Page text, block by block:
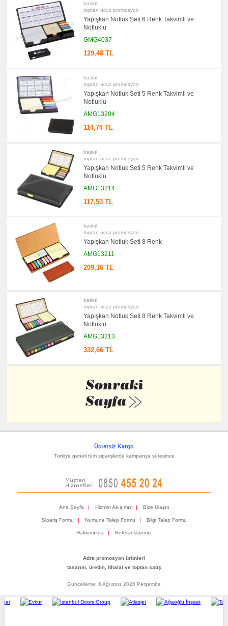
baskılı
toptan ucuz promosyon
Yapışkan Notluk Seti 6 Renk Takvimli ve
Notluklu
GMG4037
129,48 TL
baskılı
toptan ucuz promosyon
Yapışkan Notluk Seti 5 Renk Takvimli ve
Notluklu
AMG13204
114,74 TL
baskılı
toptan ucuz promosyon
Yapışkan Notluk Seti 5 Renk Takvimli ve
Notluklu
AMG13214
117,53 TL
baskılı
toptan ucuz promosyon
Yapışkan Notluk Seti 8 Renk
AMG13211
209,16 TL
baskılı
toptan ucuz promosyon
Yapışkan Notluk Seti 8 Renk Takvimli ve
Notluklu
AMG13213
332,66 TL
promosyon
Diğer
Ürünler
Ücretsiz Kargo
Türkiye geneli tüm siparişlerde kampanya süresince
Ana Sayfa | Hizmet Akışımız | Bize Ulaşın
Sipariş Formu | Numune Talep Formu | Bilgi Talep Formu
Hakkımızda | Referanslarımız
Adra promosyon ürünleri
tasarım, üretim, ithalat ve toptan satış
Güncelleme: 6 Ağustos 2026 Perşembe